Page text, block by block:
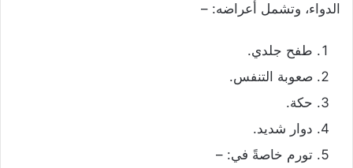
الدواء، وتشمل أعراضه: –
طفح جلدي.
صعوبة التنفس.
حكة.
دوار شديد.
تورم خاصةً في: –